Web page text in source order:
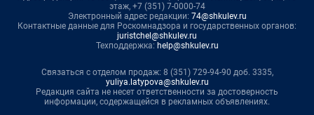
этаж, +7 (351) 7-0000-74
Электронный адрес редакции: 74@shkulev.ru
Контактные данные для Роскомнадзора и государственных органов:
juristchel@shkulev.ru
Техподдержка: help@shkulev.ru
Связаться с отделом продаж: 8 (351) 729-94-90 доб. 3335,
yuliya.latypova@shkulev.ru
Редакция сайта не несет ответственности за достоверность
информации, содержащейся в рекламных объявлениях.